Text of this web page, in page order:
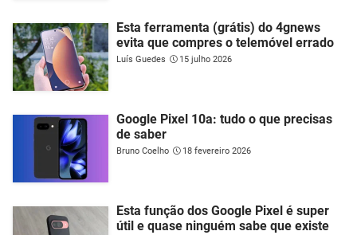
Esta ferramenta (grátis) do 4gnews
evita que compres o telemóvel errado
Luís Guedes 15 julho 2026
Google Pixel 10a: tudo o que precisas
de saber
Bruno Coelho 18 fevereiro 2026
Esta função dos Google Pixel é super
útil e quase ninguém sabe que existe